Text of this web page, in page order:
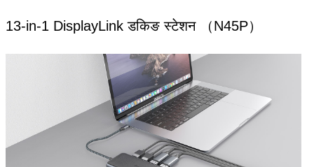
13-in-1 DisplayLink डकिङ स्टेशन （N45P）